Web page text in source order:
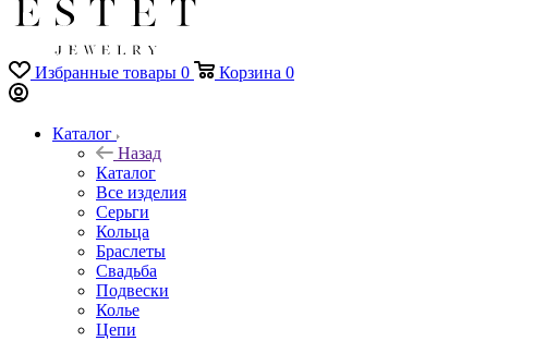
Избранные товары 0 Корзина 0
Каталог
Назад
Каталог
Все изделия
Серьги
Кольца
Браслеты
Свадьба
Подвески
Колье
Цепи